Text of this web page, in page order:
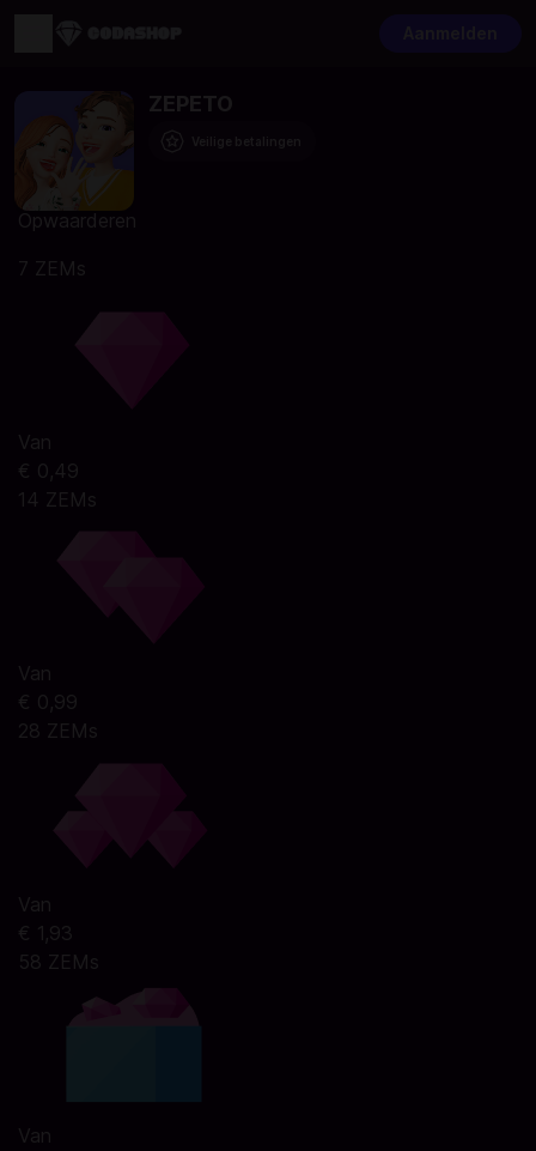
ZEPETO
Opwaarderen
7 ZEMs
Van
€ 0,49
14 ZEMs
Van
€ 0,99
28 ZEMs
Van
€ 1,93
58 ZEMs
Van